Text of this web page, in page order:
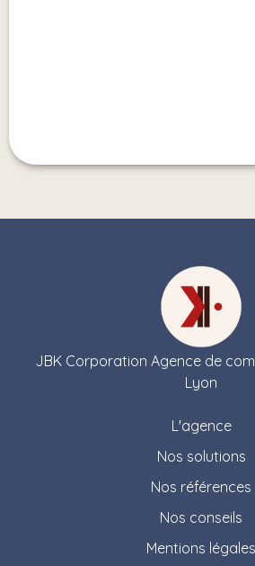
JBK Corporation Agence de
Lyon
L'agence
Nos solutions
Nos références
Nos conseils
Mentions légales